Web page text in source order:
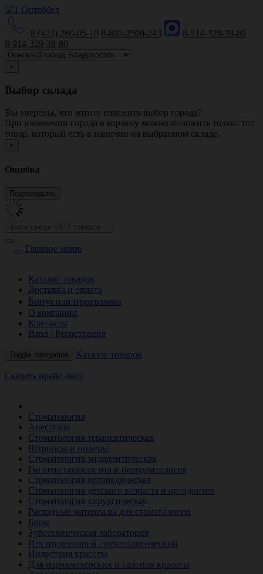
8 (423) 260-05-10 8-800-2500-243
8-914-329-38-80
8-914-329-38-80
×
Выбор склада
Вы уверены, что хотите изменить выбор города?
При изменении города в корзину можно положить только тот
товар, который есть в наличии на выбранном складе.
×
Ошибка
Главное меню
Каталог товаров
Доставка и оплата
Бонусная программа
О компании
Контакты
Вход / Регистрация
Toggle navigation Каталог товаров
Скачать прайс-лист
Стоматология
Анестезия
Стоматология терапевтическая
Штрипсы и полиры
Стоматология эндодонтическая
Гигиена полости рта и пародонтология
Стоматология ортопедическая
Стоматология детского возраста и ортодонтия
Стоматология хирургическая
Расходные материалы для стоматологии
Боры
Зуботехническая лаборатория
Инструментарий стоматологический
Индустрия красоты
Для парикмахерских и салонов красоты